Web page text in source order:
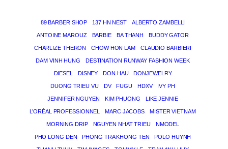
89 BARBER SHOP 137 HN NEST ALBERTO ZAMBELLI
ANTOINE MAROUZ BARBIE BA THANH BUDDY GATOR
CHARLIZE THERON CHOW HON LAM CLAUDIO BARBIERI
DAM VINH HUNG DESTINATION RUNWAY FASHION WEEK
DIESEL DISNEY DON HAU DONJEWELRY
DUONG TRIEU VU DV FUGU HDXV IVY PH
JENNIFER NGUYEN KIM PHUONG LIKE JENNIE
L’ORÉAL PROFESSIONNEL MARC JACOBS MISTER VIETNAM
MORNING DRIP NGUYEN NHAT TRIEU NMODEL
PHO LONG DEN PHONG TRA KHONG TEN POLO HUYNH